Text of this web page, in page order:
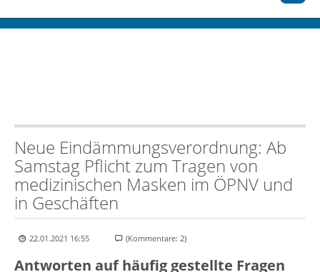
Neue Eindämmungsverordnung: Ab
Samstag Pflicht zum Tragen von
medizinischen Masken im ÖPNV und
in Geschäften
22.01.2021 16:55 (Kommentare: 2)
Antworten auf häufig gestellte Fragen